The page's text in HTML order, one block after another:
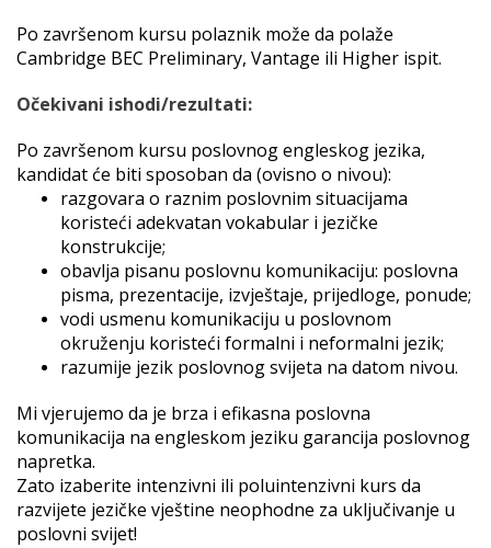
Po završenom kursu polaznik može da polaže
Cambridge BEC Preliminary, Vantage ili Higher ispit.
Očekivani ishodi/rezultati:
Po završenom kursu poslovnog engleskog jezika,
kandidat će biti sposoban da (ovisno o nivou):
razgovara o raznim poslovnim situacijama
koristeći adekvatan vokabular i jezičke
konstrukcije;
obavlja pisanu poslovnu komunikaciju: poslovna
pisma, prezentacije, izvještaje, prijedloge, ponude;
vodi usmenu komunikaciju u poslovnom
okruženju koristeći formalni i neformalni jezik;
razumije jezik poslovnog svijeta na datom nivou.
Mi vjerujemo da je brza i efikasna poslovna
komunikacija na engleskom jeziku garancija poslovnog
napretka.
Zato izaberite intenzivni ili poluintenzivni kurs da
razvijete jezičke vještine neophodne za uključivanje u
poslovni svijet!